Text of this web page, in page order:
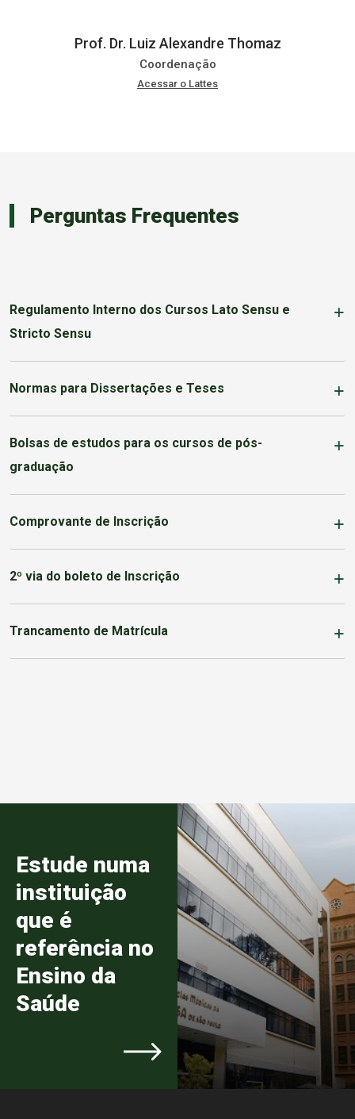
Prof. Dr. Luiz Alexandre Thomaz
Coordenação
Acessar o Lattes
Perguntas Frequentes
Regulamento Interno dos Cursos Lato Sensu e
Stricto Sensu
Normas para Dissertações e Teses
Bolsas de estudos para os cursos de pós-
graduação
Comprovante de Inscrição
2º via do boleto de Inscrição
Trancamento de Matrícula
Estude numa
instituição
que é
referência no
Ensino da
Saúde